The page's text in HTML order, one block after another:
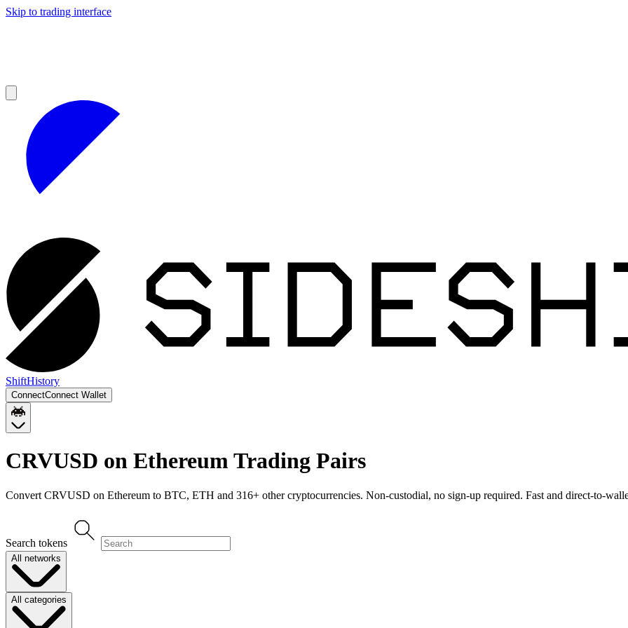
Skip to trading interface
ShiftHistory
ConnectConnect Wallet
CRVUSD on EthereumTrading Pairs
Convert CRVUSD on Ethereum to BTC, ETH and 316+ other cryptocurrencies. Non-custodial, no sign-up required. Fast and direct-to-
Search tokens
All networks
All categories